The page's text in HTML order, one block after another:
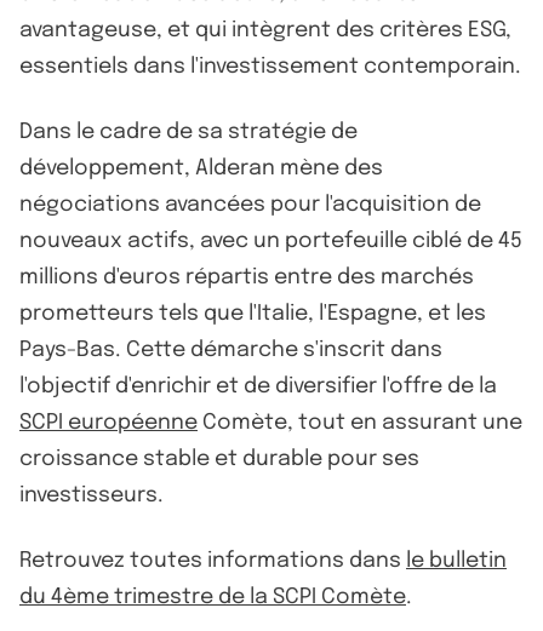
avantageuse, et qui intègrent des critères ESG,
essentiels dans l'investissement contemporain.
Dans le cadre de sa stratégie de
développement, Alderan mène des
négociations avancées pour l'acquisition de
nouveaux actifs, avec un portefeuille ciblé de 45
millions d'euros répartis entre des marchés
prometteurs tels que l'Italie, l'Espagne, et les
Pays-Bas. Cette démarche s'inscrit dans
l'objectif d'enrichir et de diversifier l'offre de la
SCPI européenne Comète, tout en assurant une
croissance stable et durable pour ses
investisseurs.
Retrouvez toutes informations dans le bulletin
du 4ème trimestre de la SCPI Comète.